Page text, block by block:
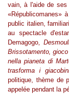
vain, à l'aide de ses
«Républicomanes»
public italien,
au spectacle
Demagogo,
Brissotamento,
nella pianeta di
trasforma i
politique, thème de
appelée pendant la